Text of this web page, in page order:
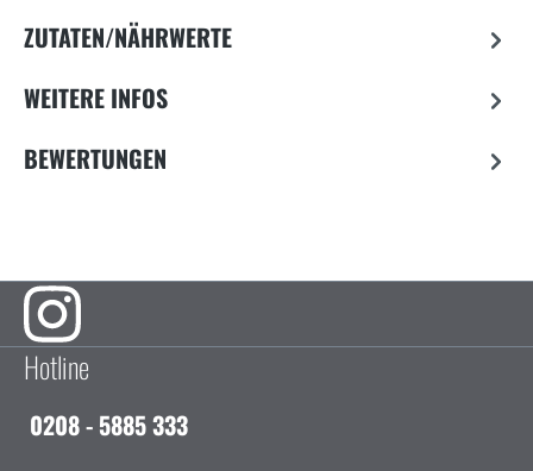
ZUTATEN/NÄHRWERTE
WEITERE INFOS
BEWERTUNGEN
Hotline
0208 - 5885 333